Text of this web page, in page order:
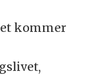
kommer